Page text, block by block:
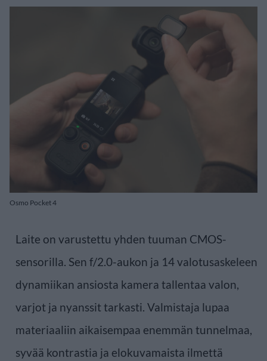
Osmo Pocket 4
Laite on varustettu yhden tuuman CMOS-
sensorilla. Sen f/2.0-aukon ja 14 valotusaskeleen
dynamiikan ansiosta kamera tallentaa valon,
varjot ja nyanssit tarkasti. Valmistaja lupaa
materiaaliin aikaisempaa enemmän tunnelmaa,
syvää kontrastia ja elokuvamaista ilmettä